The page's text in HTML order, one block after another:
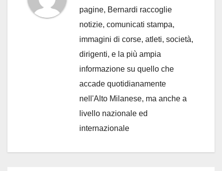
pagine, Bernardi raccoglie
notizie, comunicati stampa,
immagini di corse, atleti, società,
dirigenti, e la più ampia
informazione su quello che
accade quotidianamente
nell'Alto Milanese, ma anche a
livello nazionale ed
internazionale